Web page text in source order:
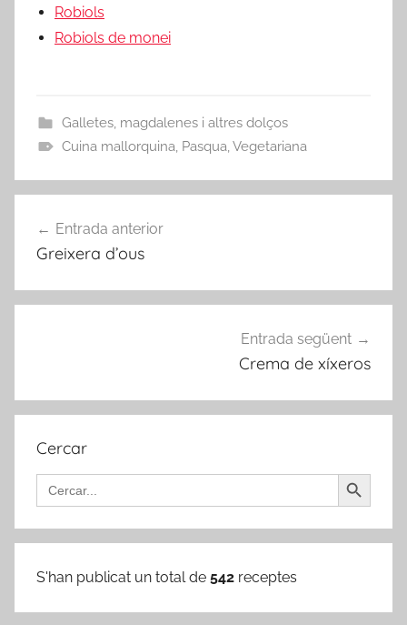
Robiols
Robiols de monei
Galletes, magdalenes i altres dolços
Cuina mallorquina, Pasqua,Vegetariana
d'entrades
Entrada anterior
Greixera d’ous
Entrada següent
Crema de xíxeros
Cercar
Search
for:
Search Button
S'han publicat un total de 542 receptes